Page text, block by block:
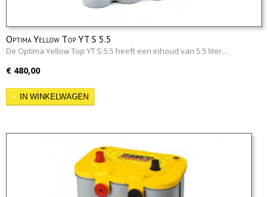
Optima Yellow Top YT S 5.5
De Optima Yellow Top YT S 5.5 heeft een inhoud van 5.5 liter…
€ 480,00
IN WINKELWAGEN